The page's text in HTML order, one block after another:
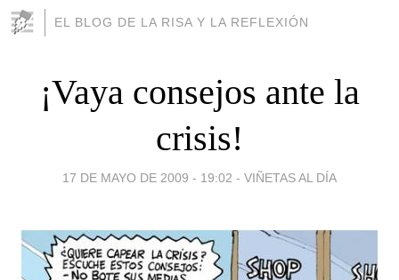
EL BLOG DE LA RISA Y LA REFLEXIÓN
¡Vaya consejos ante la
crisis!
17 DE MAYO DE 2009 - 19:02 - VIÑETAS AL DÍA